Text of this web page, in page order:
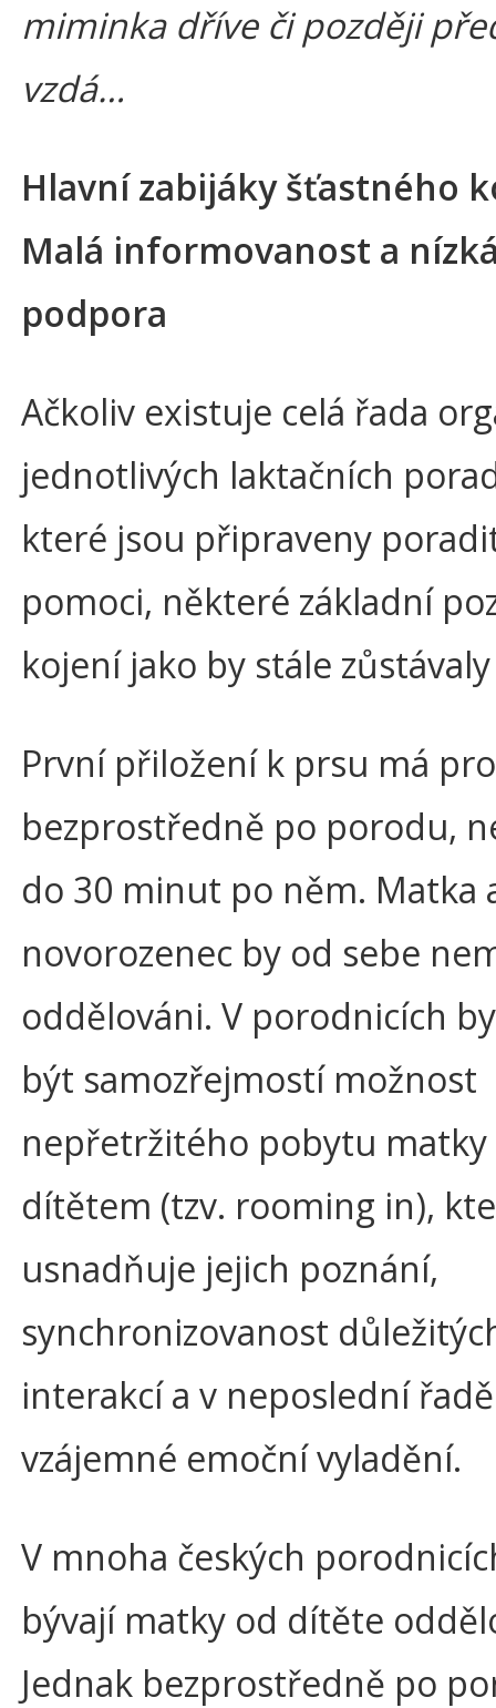
miminka dříve či později
vzdá…
Hlavní zabijáky šťastného
Malá informovanost a
podpora
Ačkoliv existuje celá řada
jednotlivých laktačních
které jsou připraveny
pomoci, některé základní
kojení jako by stále
První přiložení k prsu má
bezprostředně po porodu,
do 30 minut po něm. Matka
novorozenec by od sebe
oddělováni. V porodnicích
být samozřejmostí možnost
nepřetržitého pobytu matky
dítětem (tzv. rooming in),
usnadňuje jejich poznání,
synchronizovanost
interakcí a v neposlední
vzájemné emoční vyladění.
V mnoha českých
bývají matky od dítěte
Jednak bezprostředně po